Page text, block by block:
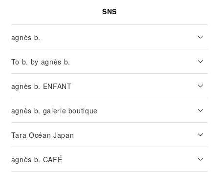
SNS
agnès b.
To b. by agnès b.
agnès b. ENFANT
agnès b. galerie boutique
Tara Océan Japan
agnès b. CAFÉ